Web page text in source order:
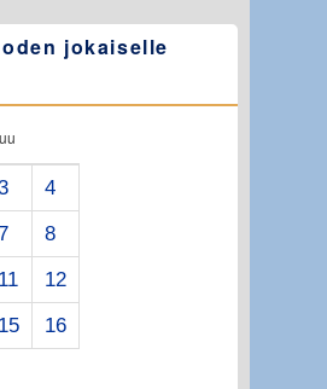
jokaiselle
4
8
11
12
15 16